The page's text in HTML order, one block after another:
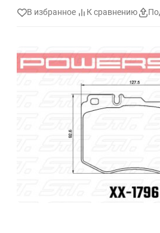
В избранное К сравнению